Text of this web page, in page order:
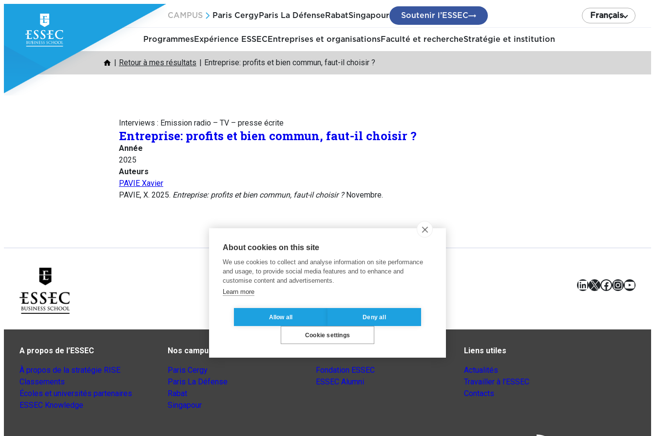
contenu
CAMPUS Paris Cergy Paris La Défense RabatSingapour Soutenir l’ESSEC Français
ProgrammesExpérience ESSEC Entreprises et organisationsFaculté et rechercheStratégie et institution
Retour à mes résultats Entreprise: profits et bien commun, faut-il choisir ?
Interviews : Emission radio – TV – presse écrite
Entreprise: profits et bien commun, faut-il choisir ?
Année
2025
Auteurs
PAVIE Xavier
PAVIE, X. 2025. Entreprise: profits et bien commun, faut-il choisir ?Novembre.
LinkedIn
X Facebook
A propos de l’ESSEC
À propos de la stratégie RISE
Classements
Écoles et universités partenaires
ESSEC Knowledge
Nos campus
Paris Cergy
Paris La Défense
Rabat
Singapour
Fondation ESSEC
ESSEC Alumni
Liens utiles
Actualités
Travailler à l’ESSEC
Contacts
About cookies on this site
We use cookies to collect and analyse information on site performance
and usage, to provide social media features and to enhance and
customise content and advertisements.
Learn more
Allow all Deny all
Cookie settings